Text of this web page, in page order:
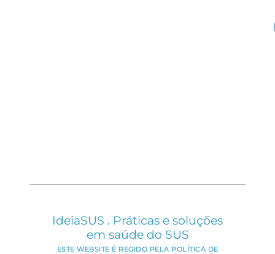
IdeiaSUS . Práticas e soluções
em saúde do SUS
ESTE WEBSITE É REGIDO PELA POLÍTICA DE